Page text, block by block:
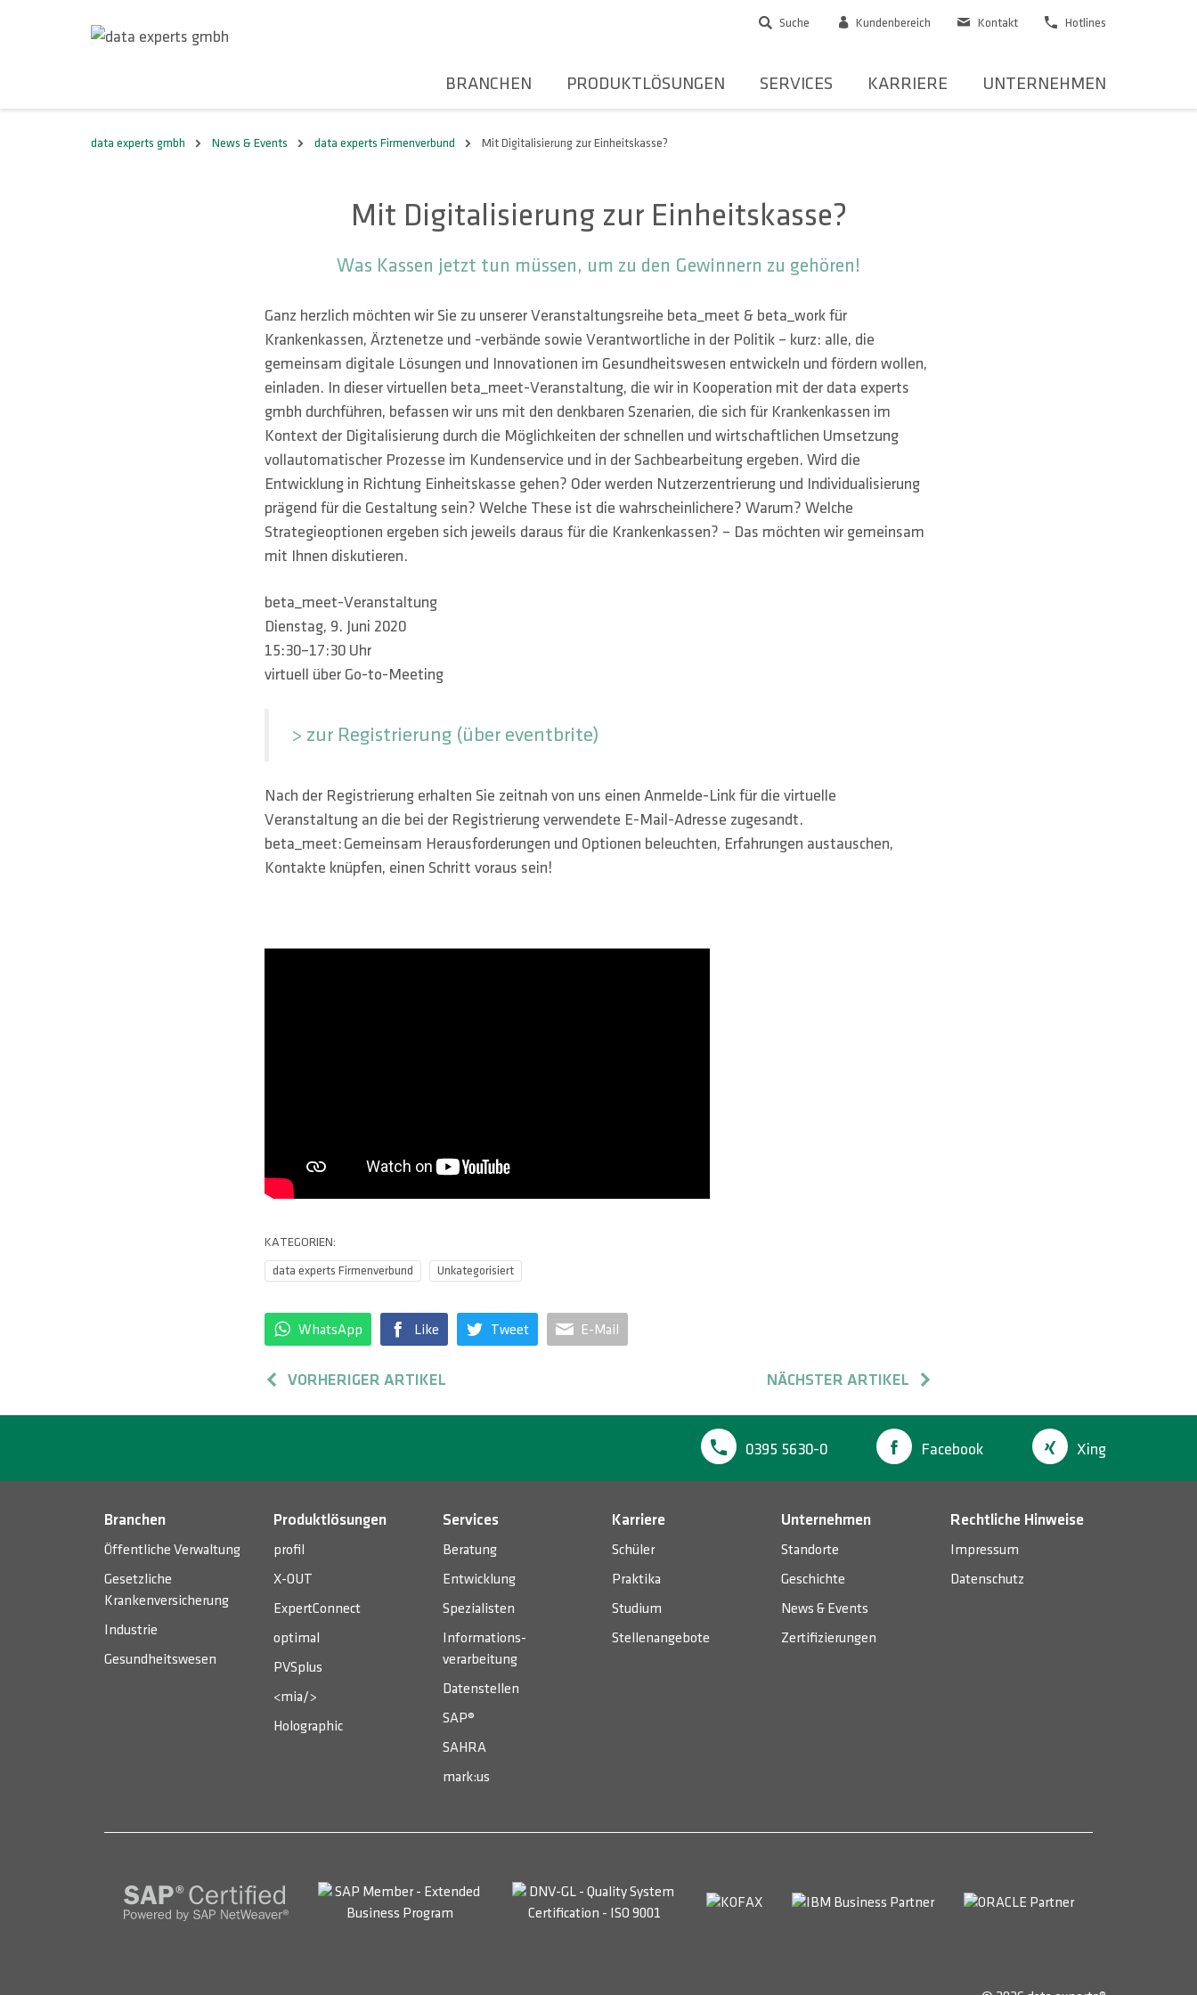
BRANCHEN PRODUKTLÖSUNGEN SERVICES KARRIERE UNTERNEHMEN
Kundenbereich Kontakt Hotlines
Suche
data experts gmbh News & Events data experts Firmenverbund Mit Digitalisierung zur Einheitskasse?
Mit Digitalisierung zur Einheitskasse?
Was Kassen jetzt tun müssen, um zu den Gewinnern zu gehören!
Ganz herzlich möchten wir Sie zu unserer Veranstaltungsreihe beta_meet & beta_work für
Krankenkassen, Ärztenetze und -verbände sowie Verantwortliche in der Politik – kurz: alle, die
gemeinsam digitale Lösungen und Innovationen im Gesundheitswesen entwickeln und fördern wollen,
einladen. In dieser virtuellen beta_meet-Veranstaltung, die wir in Kooperation mit der data experts
gmbh durchführen, befassen wir uns mit den denkbaren Szenarien, die sich für Krankenkassen im
Kontext der Digitalisierung durch die Möglichkeiten der schnellen und wirtschaftlichen Umsetzung
vollautomatischer Prozesse im Kundenservice und in der Sachbearbeitung ergeben. Wird die
Entwicklung in Richtung Einheitskasse gehen? Oder werden Nutzerzentrierung und Individualisierung
prägend für die Gestaltung sein? Welche These ist die wahrscheinlichere? Warum? Welche
Strategieoptionen ergeben sich jeweils daraus für die Krankenkassen? – Das möchten wir gemeinsam
mit Ihnen diskutieren.
beta_meet-Veranstaltung
Dienstag, 9. Juni 2020
15:30–17:30 Uhr
virtuell über Go-to-Meeting
> zur Registrierung (über eventbrite)
Nach der Registrierung erhalten Sie zeitnah von uns einen Anmelde-Link für die virtuelle
Veranstaltung an die bei der Registrierung verwendete E-Mail-Adresse zugesandt.
beta_meet: Gemeinsam Herausforderungen und Optionen beleuchten, Erfahrungen austauschen,
Kontakte knüpfen, einen Schritt voraus sein!
KATEGORIEN:
data experts Firmenverbund Unkategorisiert
WhatsApp Like Tweet E-Mail
VORHERIGER ARTIKEL NÄCHSTER ARTIKEL
0395 5630-0 Facebook Xing
Branchen
Öffentliche Verwaltung
Gesetzliche
Krankenversicherung
Industrie
Gesundheitswesen
Produktlösungen
profil
X-OUT
ExpertConnect
optimal
PVSplus
<mia/>
Holographic
Services
Beratung
Entwicklung
Spezialisten
Informations­
verarbeitung
Datenstellen
SAP®
SAHRA
mark:us
Karriere
Schüler
Praktika
Studium
Stellenangebote
Unternehmen
Standorte
Geschichte
News & Events
Zertifizierungen
Rechtliche Hinweise
Impressum
Datenschutz